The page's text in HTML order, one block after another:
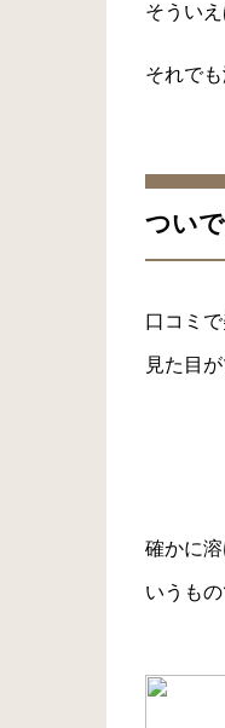
そうい
それで
つい
口コミ
見た目
確かに
いうもの